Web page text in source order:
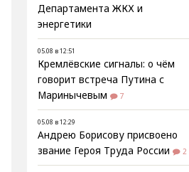
Департамента ЖКХ и
энергетики
05.08 в 12:51
Кремлёвские сигналы: о чём
говорит встреча Путина с
Маринычевым
7
05.08 в 12:29
Андрею Борисову присвоено
звание Героя Труда России
2